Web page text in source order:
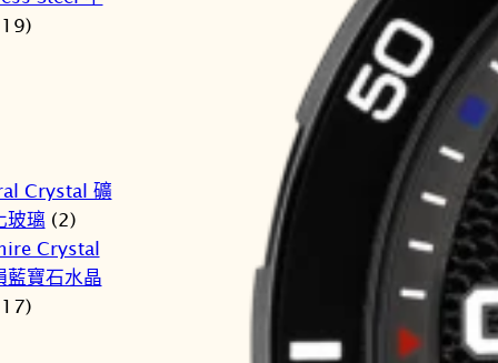
Crystal 礦
玻璃 (2)
Crystal
藍寶石水晶